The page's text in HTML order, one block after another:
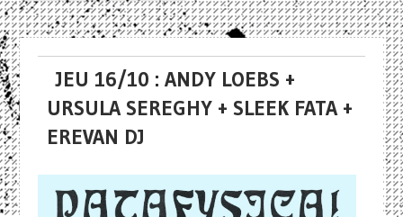
JEU 16/10 : ANDY LOEBS +
URSULA SEREGHY + SLEEK FATA +
EREVAN DJ